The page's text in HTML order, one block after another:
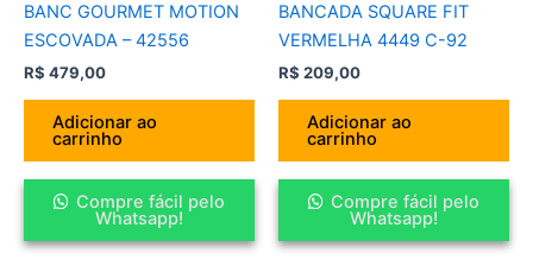
BANC GOURMET MOTION
ESCOVADA – 42556
R$ 479,00
Adicionar ao
carrinho
Compre fácil pelo
Whatsapp!
BANCADA SQUARE FIT
VERMELHA 4449 C-92
R$ 209,00
Adicionar ao
carrinho
Compre fácil pelo
Whatsapp!